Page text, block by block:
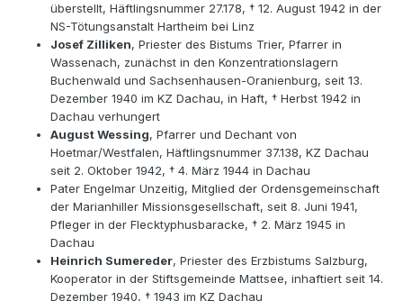
überstellt, Häftlingsnummer 27.178, † 12. August 1942 in der
NS-Tötungsanstalt Hartheim bei Linz
Josef Zilliken, Priester des Bistums Trier, Pfarrer in
Wassenach, zunächst in den Konzentrationslagern
Buchenwald und Sachsenhausen-Oranienburg, seit 13.
Dezember 1940 im KZ Dachau, in Haft, † Herbst 1942 in
Dachau verhungert
August Wessing, Pfarrer und Dechant von
Hoetmar/Westfalen, Häftlingsnummer 37.138, KZ Dachau
seit 2. Oktober 1942, † 4. März 1944 in Dachau
Pater Engelmar Unzeitig, Mitglied der Ordensgemeinschaft
der Marianhiller Missionsgesellschaft, seit 8. Juni 1941,
Pfleger in der Flecktyphusbaracke, † 2. März 1945 in
Dachau
Heinrich Sumereder, Priester des Erzbistums Salzburg,
Kooperator in der Stiftsgemeinde Mattsee, inhaftiert seit 14.
Dezember 1940, † 1943 im KZ Dachau